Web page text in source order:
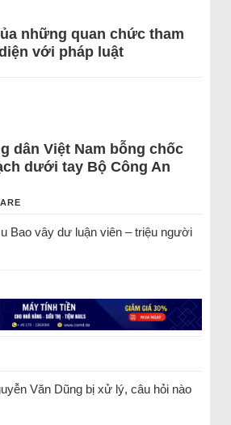
những quan chức tham
với pháp luật
dân Việt Nam bỗng chốc
dưới tay Bộ Công An
Bao vây dư luận viên – triệu người
Văn Dũng bị xử lý, câu hỏi nào